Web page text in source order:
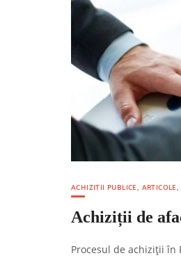
ACHIZITII PUBLICE ARTICOLE
Achiziții de
Procesul de achiziții